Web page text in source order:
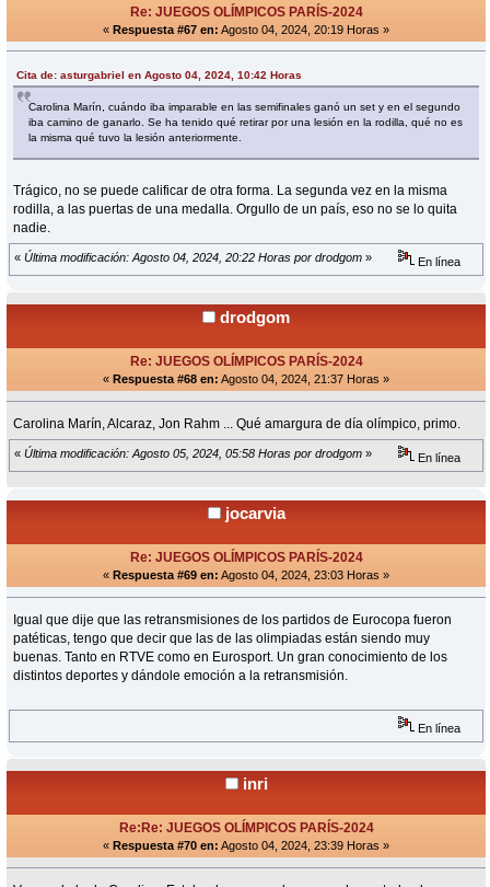
Re: JUEGOS OLÍMPICOS PARÍS-2024
« Respuesta #67 en: Agosto 04, 2024, 20:19 Horas »
Cita de: asturgabriel en Agosto 04, 2024, 10:42 Horas
Carolina Marín, cuándo iba imparable en las semifinales ganó un set y en el segundo
iba camino de ganarlo. Se ha tenido qué retirar por una lesión en la rodilla, qué no es
la misma qué tuvo la lesión anteriormente.
Trágico, no se puede calificar de otra forma. La segunda vez en la misma
rodilla, a las puertas de una medalla. Orgullo de un país, eso no se lo quita
nadie.
« Última modificación: Agosto 04, 2024, 20:22 Horas por drodgom » En línea
drodgom
Re: JUEGOS OLÍMPICOS PARÍS-2024
« Respuesta #68 en: Agosto 04, 2024, 21:37 Horas »
Carolina Marín, Alcaraz, Jon Rahm ... Qué amargura de día olímpico, primo.
« Última modificación: Agosto 05, 2024, 05:58 Horas por drodgom » En línea
jocarvia
Re: JUEGOS OLÍMPICOS PARÍS-2024
« Respuesta #69 en: Agosto 04, 2024, 23:03 Horas »
Igual que dije que las retransmisiones de los partidos de Eurocopa fueron
patéticas, tengo que decir que las de las olimpiadas están siendo muy
buenas. Tanto en RTVE como en Eurosport. Un gran conocimiento de los
distintos deportes y dándole emoción a la retransmisión.
En línea
inri
Re:Re: JUEGOS OLÍMPICOS PARÍS-2024
« Respuesta #70 en: Agosto 04, 2024, 23:39 Horas »